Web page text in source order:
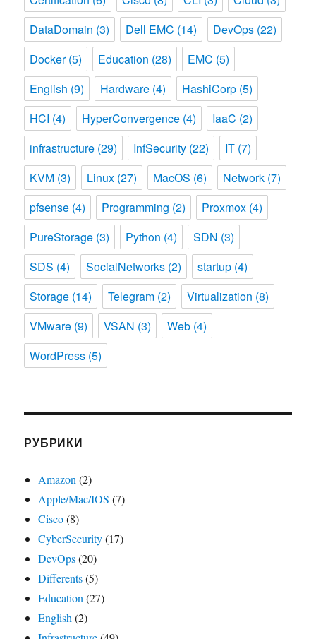
DataDomain (3) Dell EMC (14) DevOps (22)
Docker(5) Education (28) EMC (5)
English (9) Hardware (4) HashiCorp (5)
HCI (4) HyperConvergence (4) IaaC (2)
infrastructure (29) InfSecurity (22) IT (7)
KVM (3) Linux (27) MacOS (6) Network (7)
pfsense (4) Programming (2) Proxmox (4)
PureStorage (3) Python (4) SDN (3)
SDS (4) SocialNetworks (2) startup (4)
Storage (14) Telegram (2) Virtualization (8)
VMware (9) VSAN (3) Web (4)
WordPress (5)
РУБРИКИ
Amazon(2)
Apple/Mac/IOS (7)
Cisco(8)
CyberSecurity(17)
DevOps(20)
Differents(5)
Education(27)
English(2)